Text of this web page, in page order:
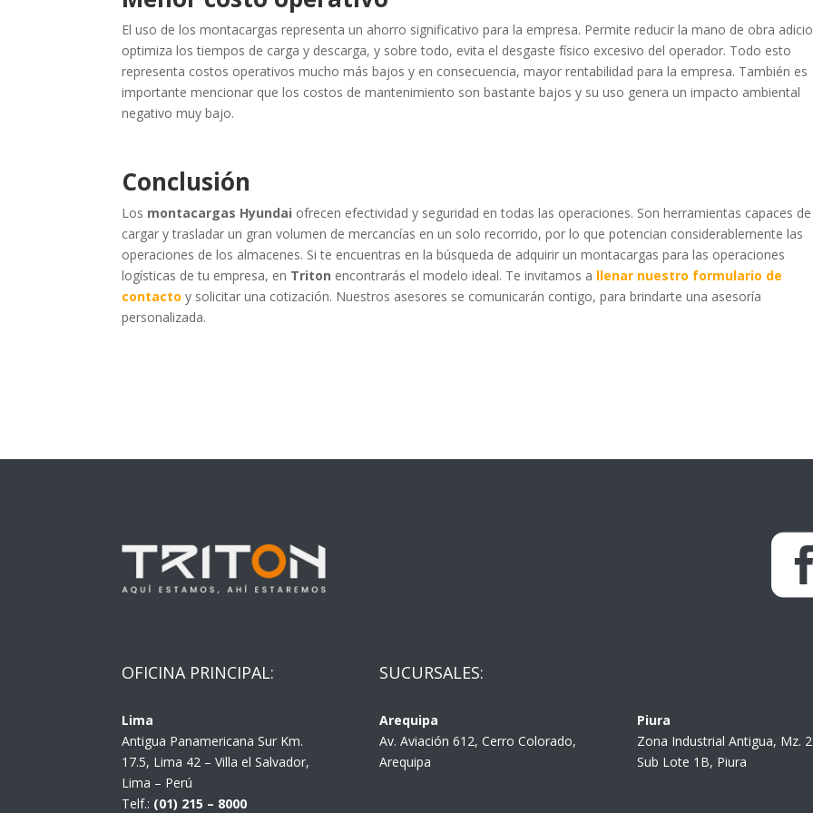
El uso de los montacargas representa un ahorro significativo para la empresa. Permite reducir la mano de obra
optimiza los tiempos de carga y descarga, y sobre todo, evita el desgaste físico excesivo del operador. Todo esto
representa costos operativos mucho más bajos y en consecuencia, mayor rentabilidad para la empresa. También es
importante mencionar que los costos de mantenimiento son bastante bajos y su uso genera un impacto ambiental
negativo muy bajo.
Conclusión
Los montacargas Hyundai ofrecen efectividad y seguridad en todas las operaciones. Son herramientas capaces de
cargar y trasladar un gran volumen de mercancías en un solo recorrido, por lo que potencian considerablemente las
operaciones de los almacenes. Si te encuentras en la búsqueda de adquirir un montacargas para las operaciones
logísticas de tu empresa, en Triton encontrarás el modelo ideal. Te invitamos a llenar nuestro formulario de
contacto y solicitar una cotización. Nuestros asesores se comunicarán contigo, para brindarte una asesoría
personalizada.
OFICINA PRINCIPAL:
Lima
Antigua Panamericana Sur Km.
17.5, Lima 42 – Villa el Salvador,
Lima – Perú
Telf.: (01) 215 – 8000
SUCURSALES:
Arequipa
Av. Aviación 612, Cerro Colorado,
Arequipa
Piura
Zona Industrial Antigua, Mz.
Sub Lote 1B, Piura